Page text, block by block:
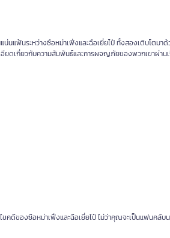
นแฟ้นระหว่างซือหม่าเฟิ่งและฉือเยี่ยไป๋ ทั้งสองเติบโตมา
ยดเกี่ยวกับความสัมพันธ์และการผจญภัยของพวกเขาผ่าน
คดีของซือหม่าเฟิ่งและฉือเยี่ยไป๋ ไม่ว่าคุณจะเป็นแฟนคลับ